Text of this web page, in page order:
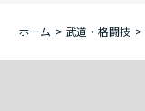
ホーム > 武道・格闘技 >